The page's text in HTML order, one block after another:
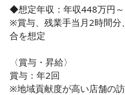
◆想定年収：年収448万円
※賞与、残業手当月2時間分
合を想定
〈賞与・昇給〉
賞与：年2回
※地域貢献度が高い店舗の